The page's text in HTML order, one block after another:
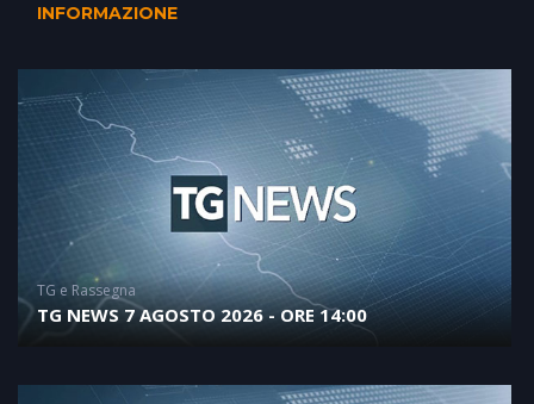
INFORMAZIONE
TG e Rassegna
TG NEWS 7 AGOSTO 2026 - ORE 14:00